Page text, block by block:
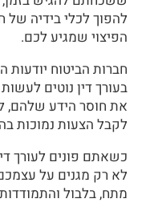
להפוך לכלי בידיה
הפיצוי שמגיע לכם.
חברות הביטוח
בעורך דין נוטים
את חוסר הידע שלהם,
לקבל הצעות נמוכות
כשאתם פונים לעורך
לא רק מגנים על
מתח, בלבול